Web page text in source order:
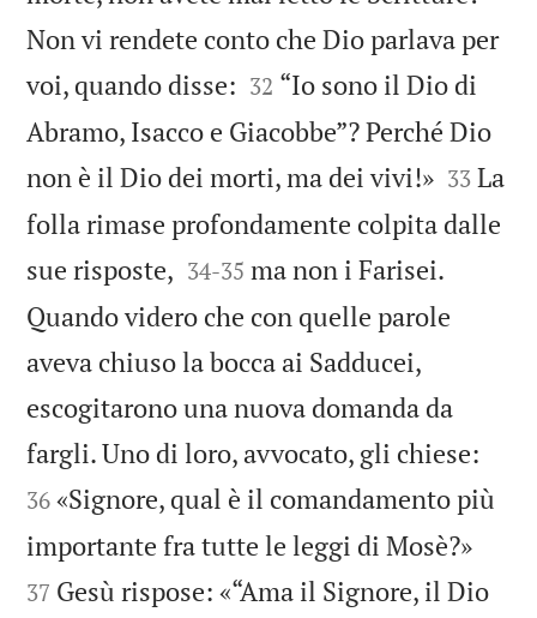
Non vi rendete conto che Dio parlava per
voi, quando disse: 

32 “Io sono il Dio di
Abramo, Isacco e Giacobbe”? Perché Dio
non è il Dio dei morti, ma dei vivi!»
33 La
folla rimase profondamente colpita dalle
sue risposte, 

34-35 ma non i Farisei.
Quando videro che con quelle parole
aveva chiuso la bocca ai Sadducei,
escogitarono una nuova domanda da
fargli. Uno di loro, avvocato, gli chiese:
36 «Signore, qual è il comandamento più
importante fra tutte le leggi di Mosè?»
37 Gesù rispose: «“Ama il Signore, il Dio